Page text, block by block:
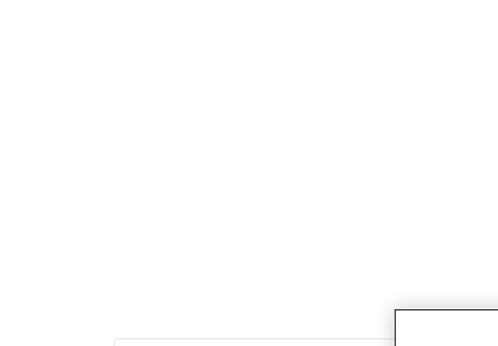
Hybride
Toyota
(SIL)